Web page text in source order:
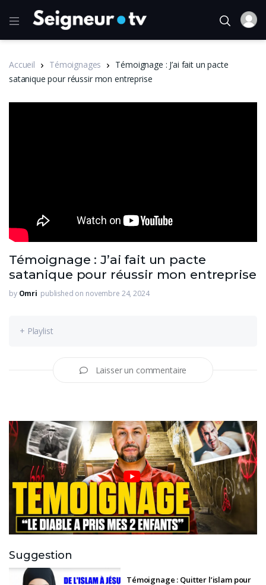
Accueil Témoignages
Témoignage : J’ai fait un pacte
satanique pour réussir mon entreprise
Témoignage : J’ai fait un pacte
satanique pour réussir mon entreprise
by Omri published on novembre 24, 2024
+ Playlist
Laisser un commentaire
Suggestion
Témoignage : Quitter l’islam pour